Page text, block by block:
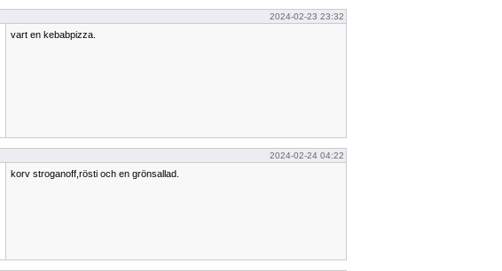
2024-02-23 23:32
vart en kebabpizza.
2024-02-24 04:22
korv stroganoff,rösti och en grönsallad.